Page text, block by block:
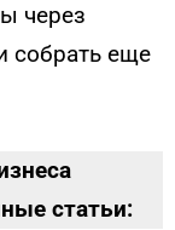
через
собрать еще
статьи: